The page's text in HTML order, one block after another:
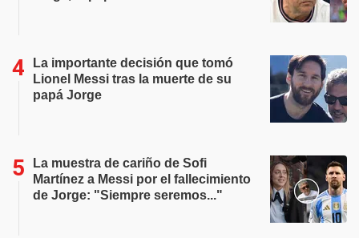
La importante decisión que tomó
Lionel Messi tras la muerte de su
papá Jorge
La muestra de cariño de Sofi
Martínez a Messi por el fallecimiento
de Jorge: "Siempre seremos..."